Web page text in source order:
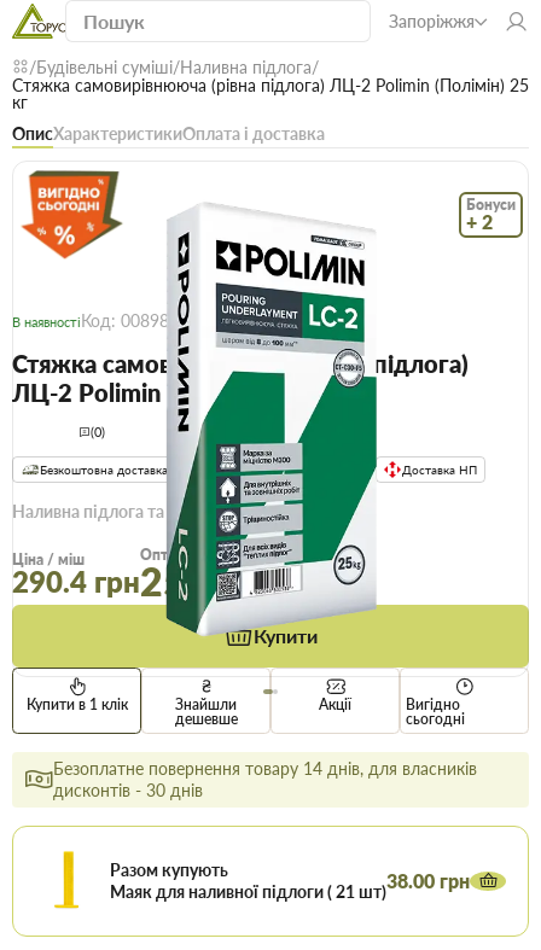
Запоріжжя
Будівельні суміші Наливна підлога
Стяжка самовирівнююча (рівна підлога) ЛЦ-2 Polimin (Полімін) 25
кг
ОписХарактеристикиОплата і доставка
Бонуси
+ 2
В наявностіКод: 00898
Стяжка самовирівнююча (рівна підлога)
ЛЦ-2 Polimin (Полімін) 25 кг
(0)
Безкоштовна доставка! Від 15000 грн єВідновлення Доставка НП
Наливна підлога та стяжка
Ціна / міш
290.4 грн
Опт
259.5 грн
Купити
Купити в 1 клік
Знайшли
дешевше
Акції
Вигідно
сьогодні
Безоплатне повернення товару 14 днів, для власників
дисконтів - 30 днів
Разом купують
Маяк для наливної підлоги ( 21 шт)38.00 грн